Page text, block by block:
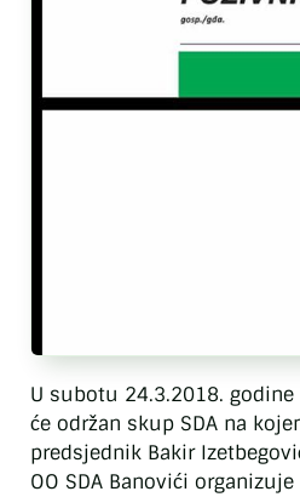
U subotu 24.3.2018.
će održan skup SDA na
predsjednik Bakir
OO SDA Banovići